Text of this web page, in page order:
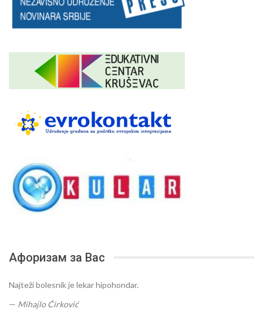
Афоризам за Вас
Najteži bolesnik je lekar hipohondar.
— Mihajlo Ćirković